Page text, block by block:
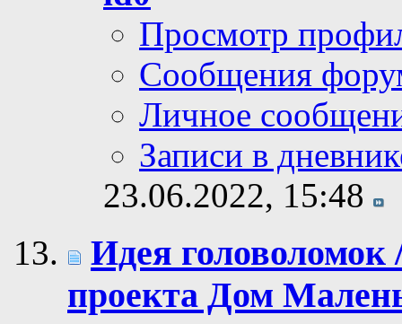
Просмотр
Сообщения
Личное
Записи в
23.06.2022, 15:48
Идея
проекта Дом